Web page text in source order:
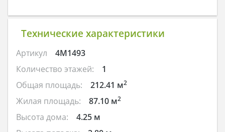
Технические характеристики
Артикул
4M1493
Количество этажей:
1
Общая площадь:
212.41 м2
Жилая площадь: 87.10 м2
Высота дома:
4.25 м